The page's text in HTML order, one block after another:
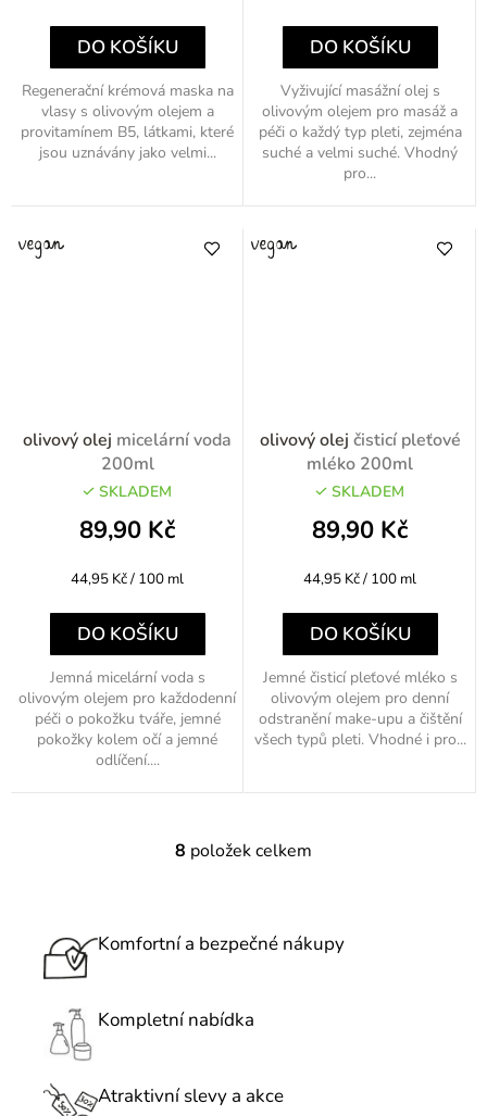
DO KOŠÍKU
Regenerační krémová maska na
vlasy s olivovým olejem a
provitamínem B5, látkami, které
jsou uznávány jako velmi...
DO KOŠÍKU
Vyživující masážní olej s
olivovým olejem pro masáž a
péči o každý typ pleti, zejména
suché a velmi suché. Vhodný
pro...
olivový olej micelární voda
200ml
SKLADEM
89,90 Kč
Měrná
44,95 Kč / 100 ml
DO KOŠÍKU
Jemná micelární voda s
olivovým olejem pro každodenní
péči o pokožku tváře, jemné
pokožky kolem očí a jemné
odlíčení....
olivový olej čisticí pleťové
mléko 200ml
SKLADEM
89,90 Kč
Měrná
44,95 Kč / 100 ml
DO KOŠÍKU
Jemné čisticí pleťové mléko s
olivovým olejem pro denní
odstranění make-upu a čištění
všech typů pleti. Vhodné i pro...
O
á
c
r
8 položek celkem
Komfortní a bezpečné nákupy
Kompletní nabídka
Atraktivní slevy a akce